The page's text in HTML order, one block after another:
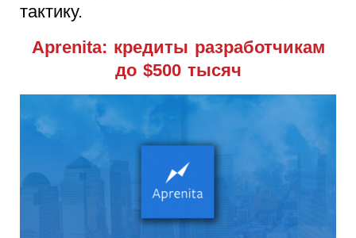
тактику.
Aprenita: кредиты разработчикам
до $500 тысяч